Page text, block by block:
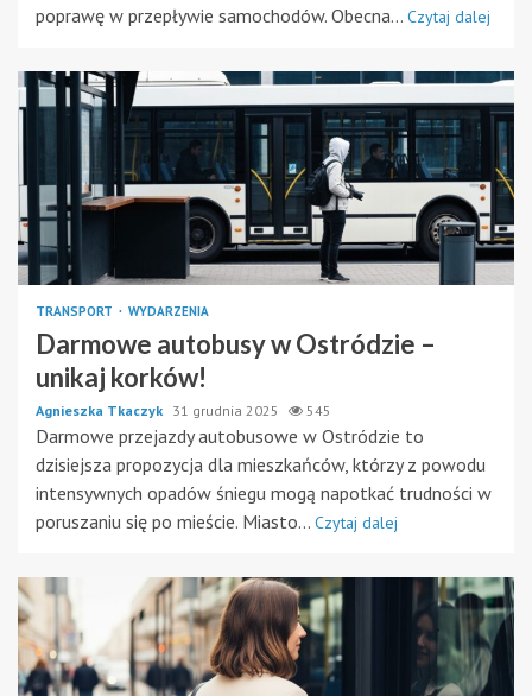
poprawę w przepływie samochodów. Obecna... Czytaj dalej
TRANSPORT WYDARZENIA
Darmowe autobusy w Ostródzie –
unikaj korków!
Agnieszka Tkaczyk 31 grudnia 2025 545
Darmowe przejazdy autobusowe w Ostródzie to
dzisiejsza propozycja dla mieszkańców, którzy z powodu
intensywnych opadów śniegu mogą napotkać trudności w
poruszaniu się po mieście. Miasto... Czytaj dalej